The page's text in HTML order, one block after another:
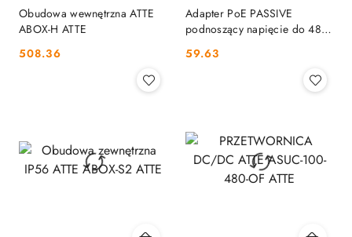
Obudowa wewnętrzna ATTE
ABOX-H ATTE
Cena:
508.36
Adapter PoE PASSIVE
podnoszący napięcie do 48V
Cena:
59.63